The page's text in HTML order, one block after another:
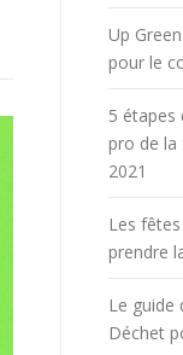
Up
pour le
5 étapes
pro de la
2021
Les
prendre
Le guide
Déchet